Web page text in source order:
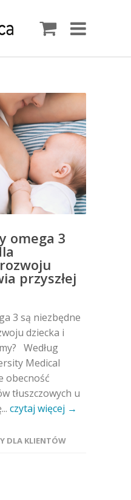
omega 3
przyszłej
3 są niezbędne
dziecka i
Według
Medical
obecność
tłuszczowych u
czytaj więcej →
DLA KLIENTÓW